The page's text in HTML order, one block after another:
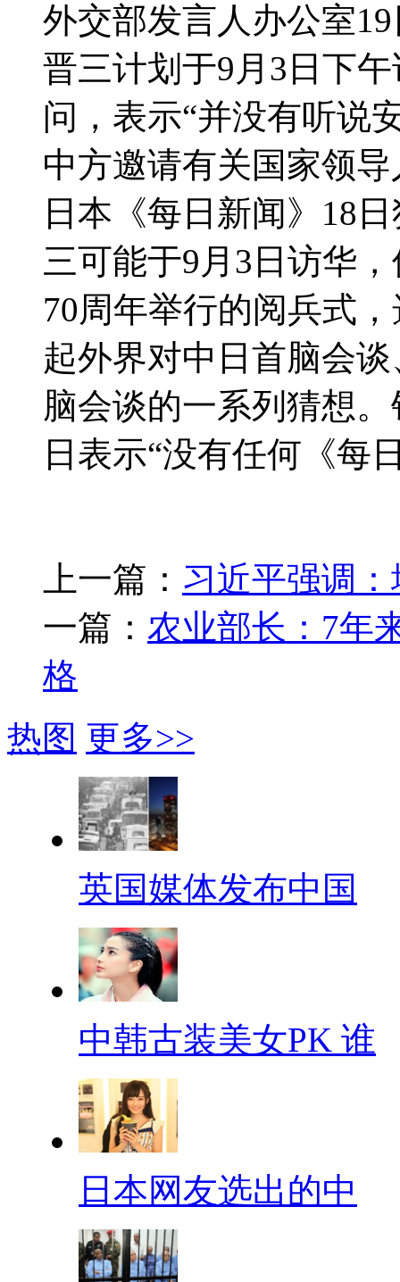
外交部发言人办公室
晋三计划于9月3日下
问，表示“并没有听说
中方邀请有关国家领导
日本《每日新闻》18
三可能于9月3日访华
70周年举行的阅兵式
起外界对中日首脑会
脑会谈的一系列猜想
日表示“没有任何《每
上一篇： 习近平强调
一篇： 农业部长：7年
格
热图 更多>>
英国媒体发布中国
中韩古装美女PK 谁
日本网友选出的中